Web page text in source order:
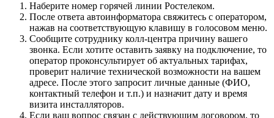
Наберите номер горячей линии Ростелеком.
После ответа автоинформатора свяжитесь с оператором,
нажав на соответствующую клавишу в голосовом меню.
Сообщите сотруднику колл-центра причину вашего
звонка. Если хотите оставить заявку на подключение, то
оператор проконсультирует об актуальных тарифах,
проверит наличие технической возможности на вашем
адресе. После этого запросит личные данные (ФИО,
контактный телефон и т.п.) и назначит дату и время
визита инсталляторов.
Если ваш вопрос связан с действующим договором, то